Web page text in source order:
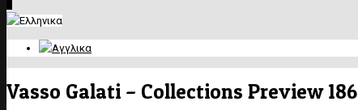
Vasso Galati – Collections Preview 186